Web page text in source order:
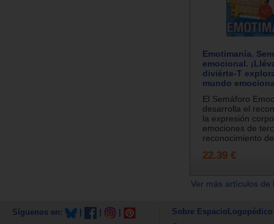
Emotimanía.
emocional.
diviérte-T
mundo
El Semáforo
desarrolla el
la expresión
emociones de
reconocimiento
22.39 €
Ver más artículos
Síguenos en: Sobre EspacioLogopédico